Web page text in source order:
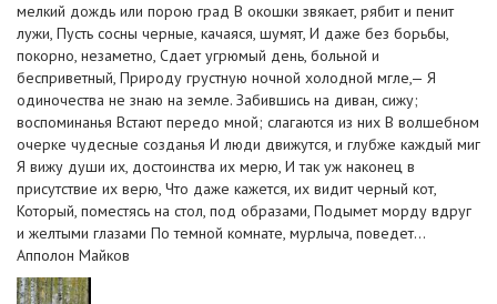
мелкий дождь или порою град В окошки звякает, рябит и пенит
лужи, Пусть сосны черные, качаяся, шумят, И даже без борьбы,
покорно, незаметно, Сдает угрюмый день, больной и
бесприветный, Природу грустную ночной холодной мгле,— Я
одиночества не знаю на земле. Забившись на диван, сижу;
воспоминанья Встают передо мной; слагаются из них В волшебном
очерке чудесные созданья И люди движутся, и глубже каждый миг
Я вижу души их, достоинства их мерю, И так уж наконец в
присутствие их верю, Что даже кажется, их видит черный кот,
Который, поместясь на стол, под образами, Подымет морду вдруг
и желтыми глазами По темной комнате, мурлыча, поведет...
Апполон Майков